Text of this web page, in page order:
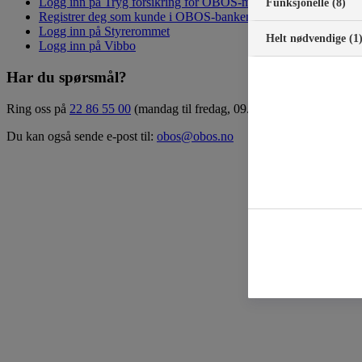
Registrer deg som kunde i OBOS-banken
Logg inn på Styrerommet
Logg inn på Vibbo
Har du spørsmål?
Ring oss på 22 86 55 00 (mandag til fredag, 09.00 – 15.00)
Du kan også sende e-post til: obos@obos.no
Funksjonelle (8)
Helt nødvendige (1)